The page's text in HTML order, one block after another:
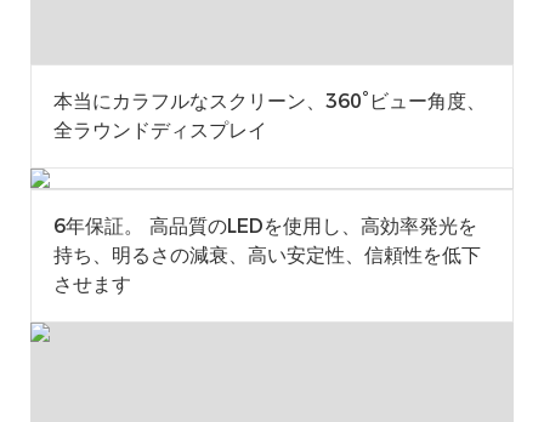
本当にカラフルなスクリーン、360°ビュー角度、
全ラウンドディスプレイ
6年保証。 高品質のLEDを使用し、高効率発光を
持ち、明るさの減衰、高い安定性、信頼性を低下
させます